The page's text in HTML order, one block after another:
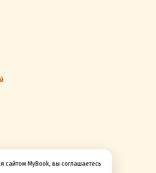
сайтом MyBook, вы соглашаетесь